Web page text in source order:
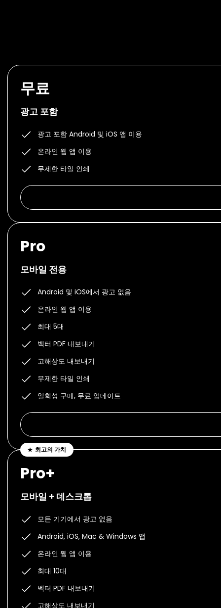
무료
광고 포함
광고 포함 Android 및 iOS 앱 이용
온라인 웹 앱 이용
무제한 타일 인쇄
Pro
모바일 전용
Android 및 iOS에서 광고 없음
온라인 웹 앱 이용
최대 5대
벡터 PDF 내보내기
고해상도 내보내기
무제한 타일 인쇄
일회성 구매, 무료 업데이트
최고의 가치
Pro+
모바일 + 데스크톱
모든 기기에서 광고 없음
Android, iOS, Mac & Windows 앱
온라인 웹 앱 이용
최대 10대
벡터 PDF 내보내기
고해상도 내보내기